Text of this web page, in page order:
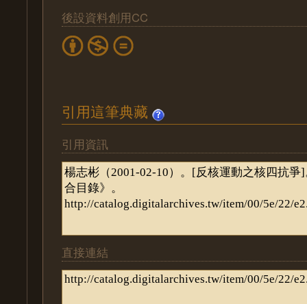
後設資料創用CC
引用這筆典藏
引用資訊
直接連結